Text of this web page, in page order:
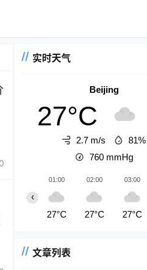
0
实时天气
Beijing
27°C
2.7 m/s
81%
760 mmHg
01:00
27°C
02:00
27°C
03:00
27°C
‹
文章列表